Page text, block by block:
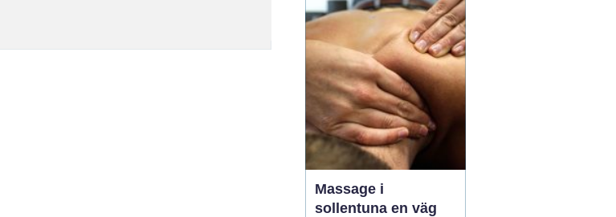
ohälsa och
rehabilitering. I en
växande kommun som
Svedala blir valet av
vårdcentral extr...
Massage i
sollentuna en väg